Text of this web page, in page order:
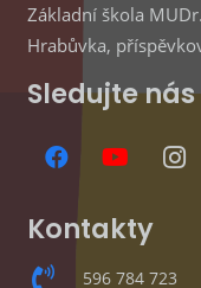
Základní škola
Hrabůvka,
Sledujte nás
Kontakty
596 784 723